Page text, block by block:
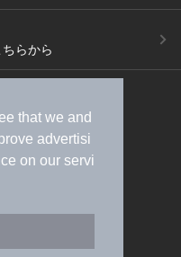
that we and
advertisi
on our servi
らから
広告出稿のご案内
規約
ヘルプ
採用情報